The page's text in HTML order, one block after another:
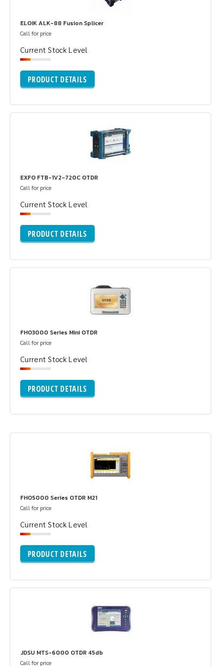
ELOIK ALK-88 Fusion Splicer
Call for price
Current Stock Level
PRODUCT DETAILS
EXFO FTB-1V2-720C OTDR
Call for price
Current Stock Level
PRODUCT DETAILS
FHO3000 Series Mini OTDR
Call for price
Current Stock Level
PRODUCT DETAILS
FHO5000 Series OTDR M21
Call for price
Current Stock Level
PRODUCT DETAILS
JDSU MTS-6000 OTDR 45db
Call for price